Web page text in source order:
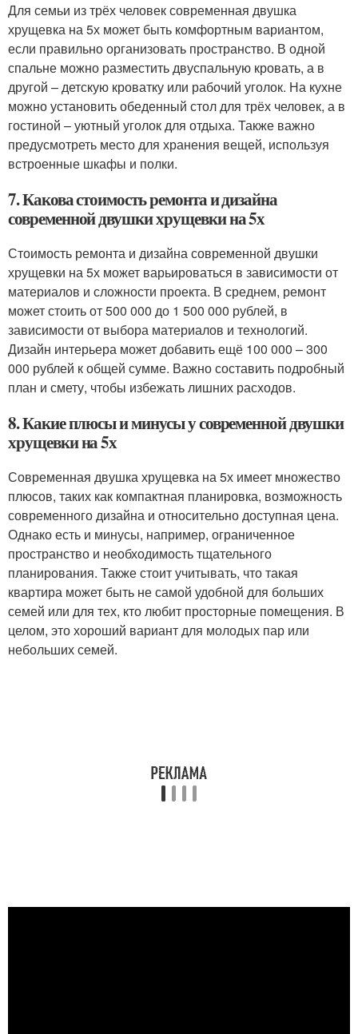
Для семьи из трёх человек современная двушка
хрущевка на 5х может быть комфортным вариантом,
если правильно организовать пространство. В одной
спальне можно разместить двуспальную кровать, а в
другой – детскую кроватку или рабочий уголок. На кухне
можно установить обеденный стол для трёх человек, а в
гостиной – уютный уголок для отдыха. Также важно
предусмотреть место для хранения вещей, используя
встроенные шкафы и полки.
7. Какова стоимость ремонта и дизайна
современной двушки хрущевки на 5х
Стоимость ремонта и дизайна современной двушки
хрущевки на 5х может варьироваться в зависимости от
материалов и сложности проекта. В среднем, ремонт
может стоить от 500 000 до 1 500 000 рублей, в
зависимости от выбора материалов и технологий.
Дизайн интерьера может добавить ещё 100 000 – 300
000 рублей к общей сумме. Важно составить подробный
план и смету, чтобы избежать лишних расходов.
8. Какие плюсы и минусы у современной двушки
хрущевки на 5х
Современная двушка хрущевка на 5х имеет множество
плюсов, таких как компактная планировка, возможность
современного дизайна и относительно доступная цена.
Однако есть и минусы, например, ограниченное
пространство и необходимость тщательного
планирования. Также стоит учитывать, что такая
квартира может быть не самой удобной для больших
семей или для тех, кто любит просторные помещения. В
целом, это хороший вариант для молодых пар или
небольших семей.